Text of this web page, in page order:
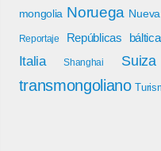
mongolia Noruega
Reportaje Repúblicas
Italia
Shanghai Suiza
transmongoliano